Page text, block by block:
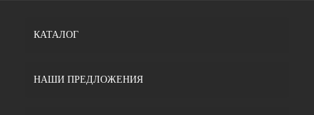
КАТАЛОГ
НАШИ ПРЕДЛОЖЕНИЯ